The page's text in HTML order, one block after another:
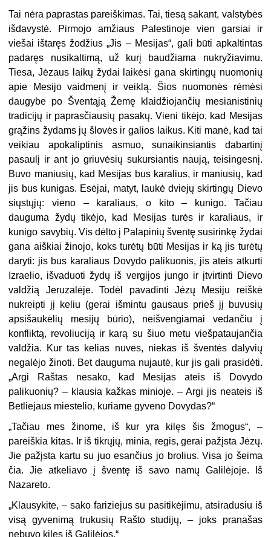
Tai nėra paprastas pareiškimas. Tai, tiesą sakant, valstybės
išdavystė. Pirmojo amžiaus Palestinoje vien garsiai ir
viešai ištaręs žodžius „Jis – Mesijas“, gali būti apkaltintas
padaręs nusikaltimą, už kurį baudžiama nukryžiavimu.
Tiesa, Jėzaus laikų žydai laikėsi gana skirtingų nuomonių
apie Mesijo vaidmenį ir veiklą. Šios nuomonės rėmėsi
daugybe po Šventąją Žemę klaidžiojančių mesianistinių
tradicijų ir paprasčiausių pasakų. Vieni tikėjo, kad Mesijas
grąžins žydams jų šlovės ir galios laikus. Kiti manė, kad tai
veikiau apokaliptinis asmuo, sunaikinsiantis dabartinį
pasaulį ir ant jo griuvėsių sukursiantis naują, teisingesnį.
Buvo maniusių, kad Mesijas bus karalius, ir maniusių, kad
jis bus kunigas. Esėjai, matyt, laukė dviejų skirtingų Dievo
siųstųjų: vieno – karaliaus, o kito – kunigo. Tačiau
dauguma žydų tikėjo, kad Mesijas turės ir karaliaus, ir
kunigo savybių. Vis dėlto į Palapinių šventę susirinkę žydai
gana aiškiai žinojo, koks turėtų būti Mesijas ir ką jis turėtų
daryti: jis bus karaliaus Dovydo palikuonis, jis ateis atkurti
Izraelio, išvaduoti žydų iš vergijos jungo ir įtvirtinti Dievo
valdžią Jeruzalėje. Todėl pavadinti Jėzų Mesiju reiškė
nukreipti jį keliu (gerai išmintu gausaus prieš jį buvusių
apsišaukėlių mesijų būrio), neišvengiamai vedančiu į
konfliktą, revoliuciją ir karą su šiuo metu viešpataujančia
valdžia. Kur tas kelias nuves, niekas iš šventės dalyvių
negalėjo žinoti. Bet dauguma nujautė, kur jis gali prasidėti.
„Argi Raštas nesako, kad Mesijas ateis iš Dovydo
palikuonių? – klausia kažkas minioje. – Argi jis neateis iš
Betliejaus miestelio, kuriame gyveno Dovydas?“
„Tačiau mes žinome, iš kur yra kilęs šis žmogus“, –
pareiškia kitas. Ir iš tikrųjų, minia, regis, gerai pažįsta Jėzų.
Jie pažįsta kartu su juo esančius jo brolius. Visa jo šeima
čia. Jie atkeliavo į šventę iš savo namų Galilėjoje. Iš
Nazareto.
„Klausykite, – sako fariziejus su pasitikėjimu, atsiradusiu iš
visą gyvenimą trukusių Rašto studijų, – joks pranašas
nebuvo kilęs iš Galilėjos.“